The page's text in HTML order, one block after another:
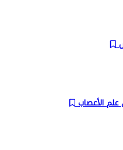
علم الأعصاب